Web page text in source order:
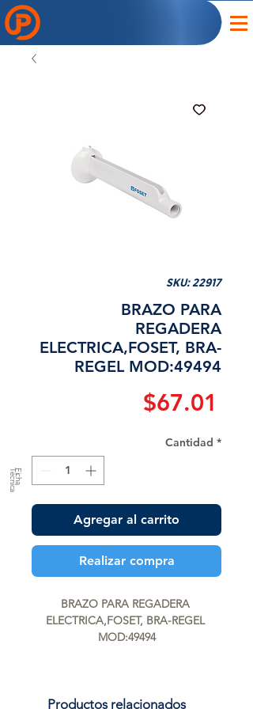
F
ic
h
a
T
é
c
n
ic
a
SKU: 22917
BRAZO PARA
REGADERA
ELECTRICA,FOSET, BRA-
REGEL MOD:49494
$67.01
Cantidad *
Agregar al carrito
Realizar compra
BRAZO PARA REGADERA
ELECTRICA,FOSET, BRA-REGEL
MOD:49494
Productos relacionados